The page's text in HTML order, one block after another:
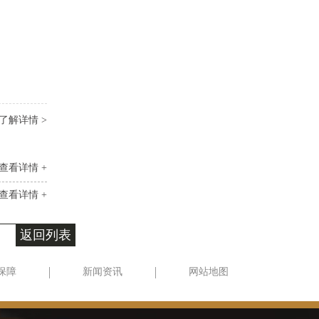
了解详情 >
看详情 +
看详情 +
返回列表
障 新闻资讯 网站地图